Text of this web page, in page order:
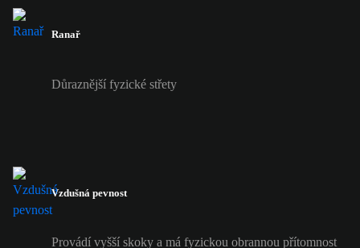
Ranař
Důraznější fyzické střety
Vzdušná pevnost
Provádí vyšší skoky a má fyzickou obrannou přítomnost